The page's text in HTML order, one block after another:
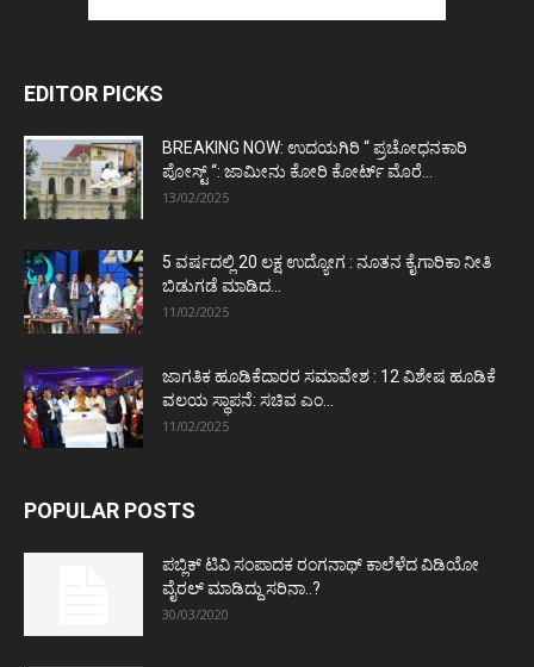
EDITOR PICKS
BREAKING NOW: ಉದಯಗಿರಿ “ ಪ್ರಚೋಧನಕಾರಿ
ಪೋಸ್ಟ್‌ “: ಜಾಮೀನು ಕೋರಿ ಕೋರ್ಟ್‌ ಮೊರೆ...
13/02/2025
5 ವರ್ಷದಲ್ಲಿ 20 ಲಕ್ಷ ಉದ್ಯೋಗ : ನೂತನ ಕೈಗಾರಿಕಾ ನೀತಿ
ಬಿಡುಗಡೆ ಮಾಡಿದ...
11/02/2025
ಜಾಗತಿಕ ಹೂಡಿಕೆದಾರರ ಸಮಾವೇಶ : 12 ವಿಶೇಷ ಹೂಡಿಕೆ
ವಲಯ ಸ್ಥಾಪನೆ: ಸಚಿವ ಎಂ...
11/02/2025
POPULAR POSTS
ಪಬ್ಲಿಕ್ ಟಿವಿ ಸಂಪಾದಕ ರಂಗನಾಥ್ ಕಾಲೆಳೆದ ವಿಡಿಯೋ
ವೈರಲ್ ಮಾಡಿದ್ದು ಸರಿನಾ..?
30/03/2020